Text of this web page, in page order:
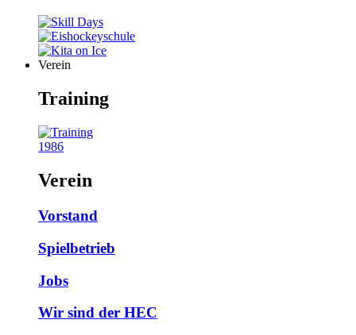
Verein
Training
1986
Verein
Vorstand
Spielbetrieb
Jobs
Wir sind der HEC